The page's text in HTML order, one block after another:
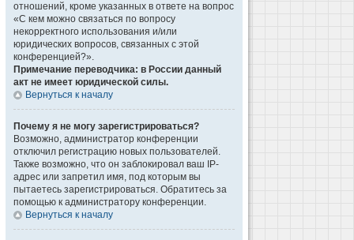
отношений, кроме указанных в ответе на вопрос
«С кем можно связаться по вопросу
некорректного использования и/или
юридических вопросов, связанных с этой
конференцией?».
Примечание переводчика: в России данный
акт не имеет юридической силы.
Вернуться к началу
Почему я не могу зарегистрироваться?
Возможно, администратор конференции
отключил регистрацию новых пользователей.
Также возможно, что он заблокировал ваш IP-
адрес или запретил имя, под которым вы
пытаетесь зарегистрироваться. Обратитесь за
помощью к администратору конференции.
Вернуться к началу